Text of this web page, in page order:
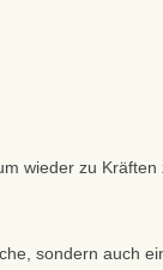
wieder zu
sondern auch